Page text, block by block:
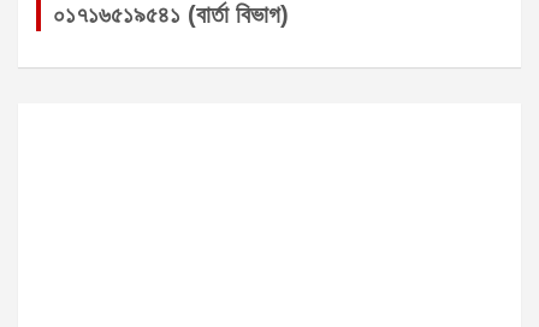
০১৭১৬৫১৯৫৪১ (বার্তা বিভাগ)